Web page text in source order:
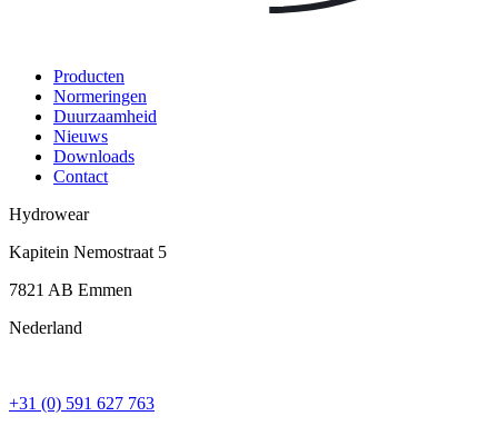
Producten
Normeringen
Duurzaamheid
Nieuws
Downloads
Contact
Hydrowear
Kapitein Nemostraat 5
7821 AB Emmen
Nederland
+31 (0) 591 627 763